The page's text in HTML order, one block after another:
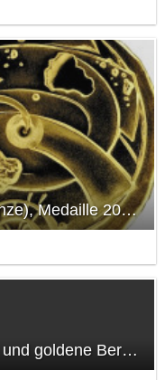
07_Meteorit Ensisheim (Eineunze), Medaille 2022 aus Rheingold (Elsass).JPG
08_neuer Katalog - Flussgold- und goldene Bergbaugepräge 2022.jpg